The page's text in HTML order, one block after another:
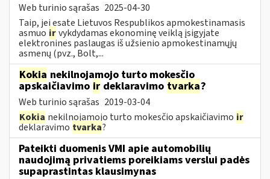
Web turinio sąrašas 2025-04-30
Taip, jei esate Lietuvos Respublikos apmokestinamasis
asmuo irvykdydamas ekonominę veiklą įsigyjate
elektronines paslaugas iš užsienio apmokestinamųjų
asmenų (pvz., Bolt,...
Kokia nekilnojamojo turto mokesčio
apskaičiavimo ir deklaravimo tvarka?
Web turinio sąrašas 2019-03-04
Kokia nekilnojamojo turto mokesčio apskaičiavimo ir
deklaravimo tvarka?
Pateikti duomenis VMI apie automobilių
naudojimą privatiems poreikiams verslui padės
supaprastintas klausimynas